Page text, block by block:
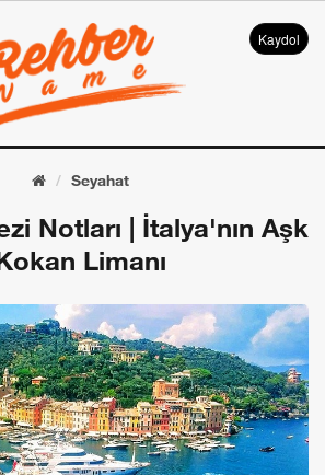
Kaydol
Seyahat
Notları | İtalya'nın Aşk
Limanı